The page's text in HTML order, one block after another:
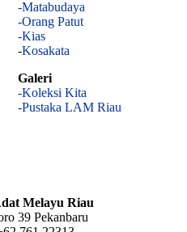
-Matabudaya
-Orang Patut
-Kias
-Kosakata
Galeri
-Koleksi Kita
-Pustaka LAM Riau
Melayu Riau
39 Pekanbaru